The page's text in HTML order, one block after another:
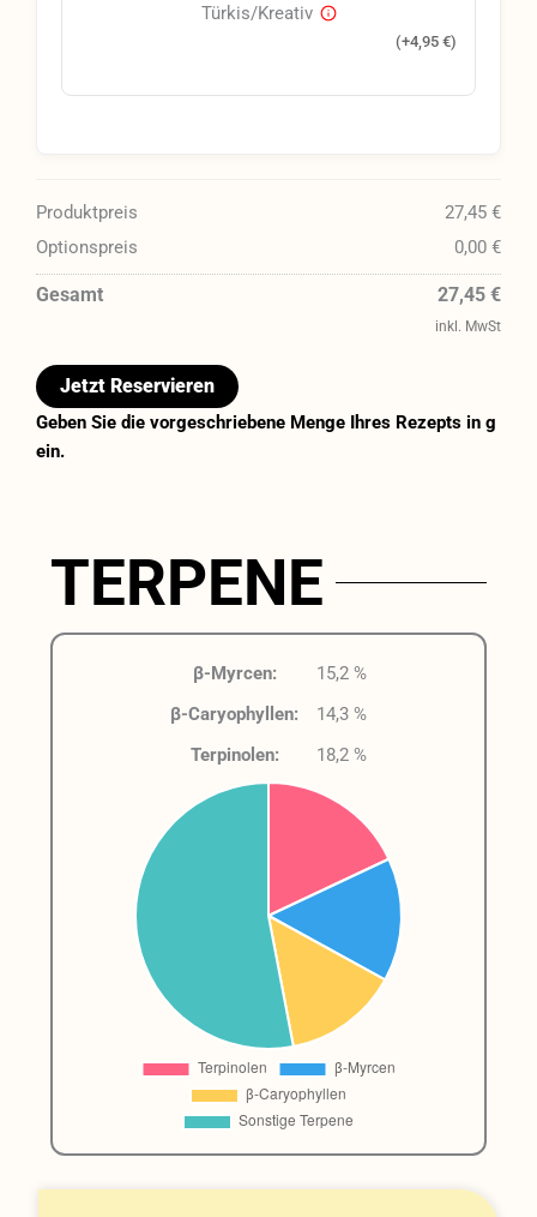
Türkis/Kreativ
(+4,95 €)
Produktpreis
27,45 €
Optionspreis
0,00 €
Gesamt 27,45 €
inkl. MwSt
Jetzt Reservieren
Geben Sie die vorgeschriebene Menge Ihres Rezepts in g
ein.
TERPENE
β-Myrcen:
15,2 %
β-Caryophyllen:
14,3 %
Terpinolen:
18,2 %